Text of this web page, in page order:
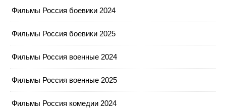
Фильмы Россия боевики 2024
Фильмы Россия боевики 2025
Фильмы Россия военные 2024
Фильмы Россия военные 2025
Фильмы Россия комедии 2024